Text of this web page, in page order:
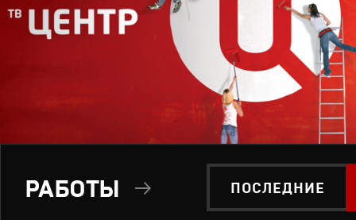
ПОСЛЕДНИЕ
РАБОТЫ